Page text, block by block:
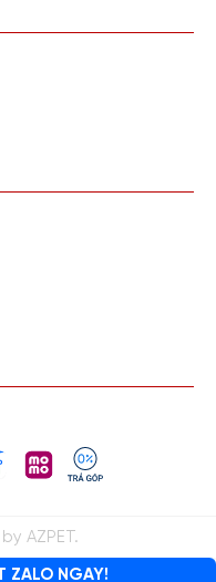
AZPET.
ZALO NGAY!